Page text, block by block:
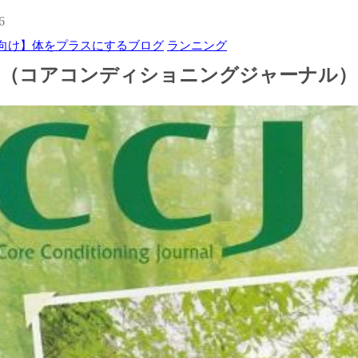
け】体をプラスにするブログ ランニング
コアコンディショニングジャーナル